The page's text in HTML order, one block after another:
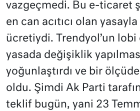
vazgeçmedi. Bu e-ticaret
en can acıtıcı olan
ücretiydi. Trendyol’un lobi
yasada değişiklik
yoğunlaştırdı ve bir ölçüde
oldu. Şimdi Ak Parti
teklif bugün, yani 23